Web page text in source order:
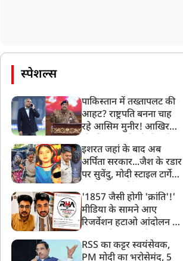
न्यूज
स्पेशल्स
पाकिस्तान में तख्तापलट की
आहट? राष्ट्रपति बनना चाह
रहे आसिम मुनीर! आखिर
बनाया मोहरा?
इशरत जहां के बाद अब
अर्पिता सरकार...जैश के रडार
पर सुवेंदु, मोदी स्टाइल टार्गेट
बड़ा एक्शन!
'1857 जैसी होगी 'क्रांति'!'
मीडिया के सामने आए
रिजर्वेशन हटाओ आंदोलन के
दिया RHA का मास्टरप्लान
RSS का कट्टर स्वयंसेवक,
PM मोदी का भरोसेमंद, 5